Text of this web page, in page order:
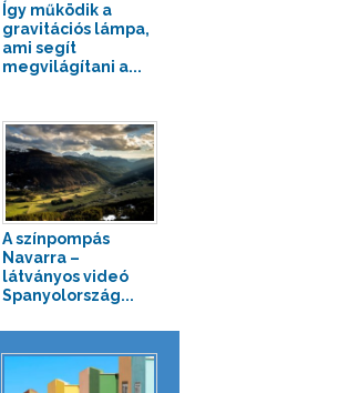
Így működik a
gravitációs lámpa,
ami segít
megvilágítani a...
A színpompás
Navarra –
látványos videó
Spanyolország...